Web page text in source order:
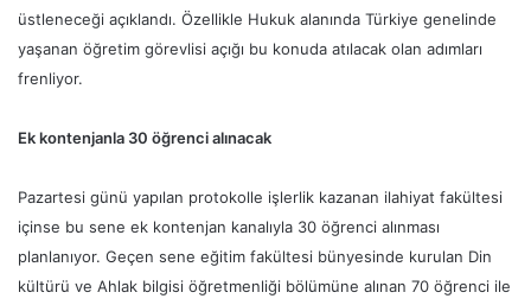
üstleneceği açıklandı. Özellikle Hukuk alanında Türkiye genelinde
yaşanan öğretim görevlisi açığı bu konuda atılacak olan adımları
frenliyor.
Ek kontenjanla 30 öğrenci alınacak
Pazartesi günü yapılan protokolle işlerlik kazanan ilahiyat fakültesi
içinse bu sene ek kontenjan kanalıyla 30 öğrenci alınması
planlanıyor. Geçen sene eğitim fakültesi bünyesinde kurulan Din
kültürü ve Ahlak bilgisi öğretmenliği bölümüne alınan 70 öğrenci ile